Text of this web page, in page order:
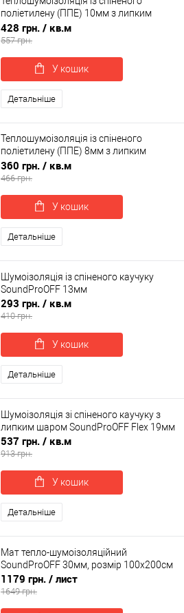
поліетилену (ППЕ) 10мм з липким
шаром +фольга
428 грн. / кв.м
557 грн.
У кошик
Детальніше
Теплошумоізоляція із спіненого
поліетилену (ППЕ) 8мм з липким
шаром +фольга
360 грн. / кв.м
466 грн.
У кошик
Детальніше
Шумоізоляція із спіненого каучуку
SoundProOFF 13мм
293 грн. / кв.м
410 грн.
У кошик
Детальніше
Шумоізоляція зі спіненого каучуку з
липким шаром SoundProOFF Flex 19мм
537 грн. / кв.м
913 грн.
У кошик
Детальніше
Мат тепло-шумоізоляційний
SoundProOFF 30мм, розмір 100х200см
1179 грн. / лист
1649 грн.